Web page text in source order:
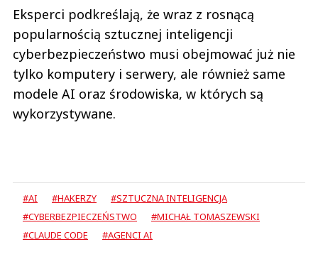
Eksperci podkreślają, że wraz z rosnącą
popularnością sztucznej inteligencji
cyberbezpieczeństwo musi obejmować już nie
tylko komputery i serwery, ale również same
modele AI oraz środowiska, w których są
wykorzystywane.
#AI #HAKERZY
#SZTUCZNA INTELIGENCJA
#CYBERBEZPIECZEŃSTWO
#MICHAŁ TOMASZEWSKI
#CLAUDE CODE
#AGENCI AI